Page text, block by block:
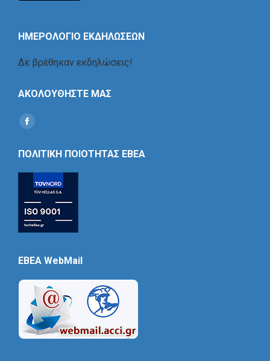
ΗΜΕΡΟΛΟΓΙΟ ΕΚΔΗΛΩΣΕΩΝ
Δε βρέθηκαν εκδηλώσεις!
ΑΚΟΛΟΥΘΗΣΤΕ ΜΑΣ
Find us on:
Social
ΠΟΛΙΤΙΚΗ ΠΟΙΟΤΗΤΑΣ ΕΒΕΑ
EBEA WebMail